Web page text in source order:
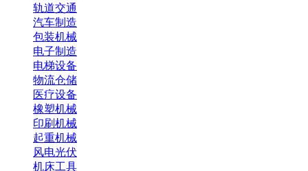
轨道交通
汽车制造
包装机械
电子制造
电梯设备
物流仓储
医疗设备
橡塑机械
印刷机械
起重机械
风电光伏
机床工具